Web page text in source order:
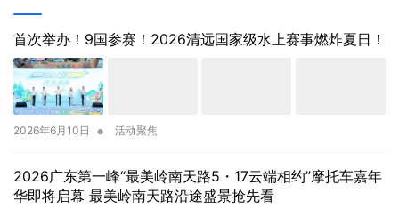
首次举办！9国参赛！2026清远国家级水上赛事燃炸夏日！
2026年6月10日 • 活动聚焦
2026广东第一峰“最美岭南天路5・17云端相约”摩托车嘉年
华即将启幕 最美岭南天路沿途盛景抢先看